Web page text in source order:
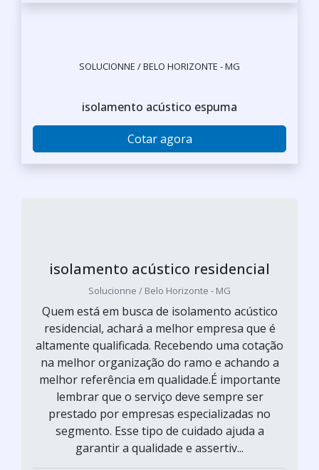
SOLUCIONNE / BELO HORIZONTE - MG
isolamento acústico espuma
Cotar agora
isolamento acústico residencial
Solucionne / Belo Horizonte - MG
Quem está em busca de isolamento acústico
residencial, achará a melhor empresa que é
altamente qualificada. Recebendo uma cotação
na melhor organização do ramo e achando a
melhor referência em qualidade.É importante
lembrar que o serviço deve sempre ser
prestado por empresas especializadas no
segmento. Esse tipo de cuidado ajuda a
garantir a qualidade e assertiv...